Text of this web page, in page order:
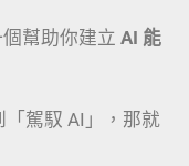
幫助你建立 AI 能
駕馭 AI」，那就